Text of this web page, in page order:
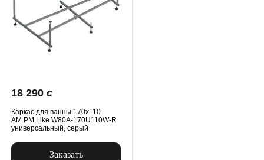
18 290 c
Каркас для ванны 170x110
AM.PM Like W80A-170U110W-R
универсальный, серый
Заказать